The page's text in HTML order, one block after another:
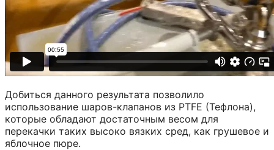
Добиться данного результата позволило
использование шаров-клапанов из PTFE (Тефлона),
которые обладают достаточным весом для
перекачки таких высоко вязких сред, как грушевое и
яблочное пюре.